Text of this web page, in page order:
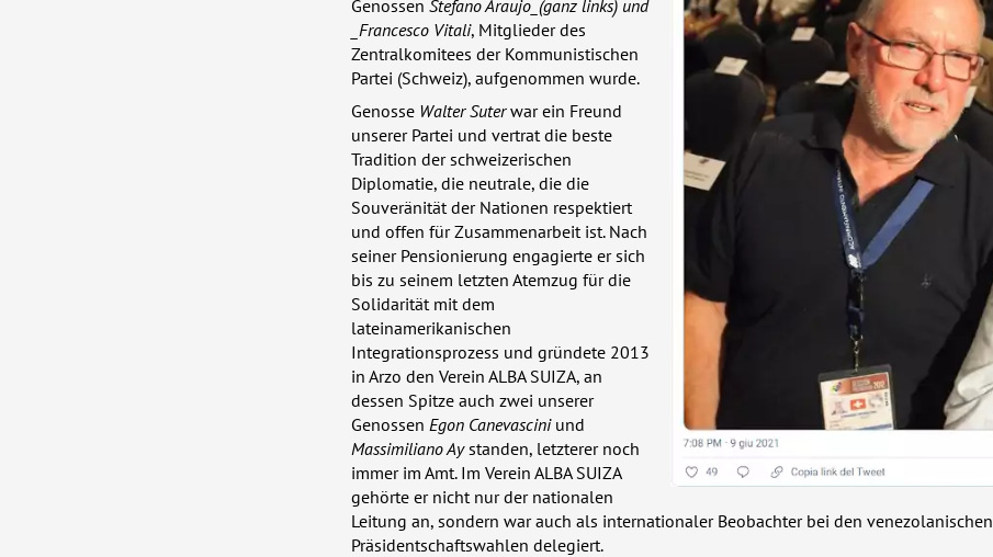
Genossen Stefano Araujo_(ganz links) und
_Francesco Vitali, Mitglieder des
Zentralkomitees der Kommunistischen
Partei (Schweiz), aufgenommen wurde.
Genosse Walter Suterwar ein Freund
unserer Partei und vertrat die beste
Tradition der schweizerischen
Diplomatie, die neutrale, die die
Souveränität der Nationen respektiert
und offen für Zusammenarbeit ist. Nach
seiner Pensionierung engagierte er sich
bis zu seinem letzten Atemzug für die
Solidarität mit dem
lateinamerikanischen
Integrationsprozess und gründete 2013
in Arzo den Verein ALBA SUIZA, an
dessen Spitze auch zwei unserer
Genossen Egon Canevasciniund
Massimiliano Aystanden, letzterer noch
immer im Amt. Im Verein ALBA SUIZA
gehörte er nicht nur der nationalen
Leitung an, sondern war auch als internationaler Beobachter bei den venezolanischen
Präsidentschaftswahlen delegiert.